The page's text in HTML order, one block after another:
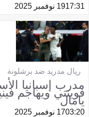
17:3119 نوفمبر 2025
ريال مدريد ضد برشلونة
مدرب إسبانيا
فوينتي ويهاجم
يامال
03:2017 نوفمبر 2025